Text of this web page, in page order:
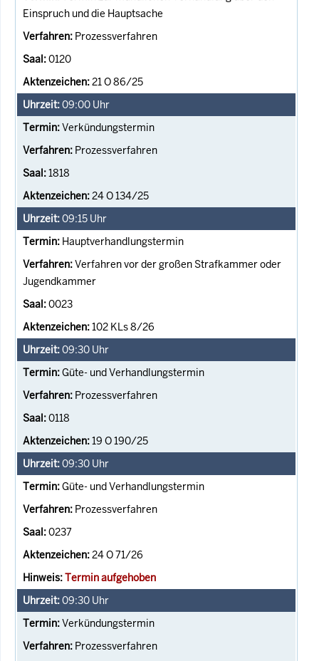
Einspruch und die Hauptsache
Prozessverfahren
0120
21 O 86/25
09:00 Uhr
Verkündungstermin
Prozessverfahren
1818
24 O 134/25
09:15 Uhr
Hauptverhandlungstermin
Verfahren vor der großen Strafkammer oder
Jugendkammer
0023
102 KLs 8/26
09:30 Uhr
Güte- und Verhandlungstermin
Prozessverfahren
0118
19 O 190/25
09:30 Uhr
Güte- und Verhandlungstermin
Prozessverfahren
0237
24 O 71/26
Termin aufgehoben
09:30 Uhr
Verkündungstermin
Prozessverfahren